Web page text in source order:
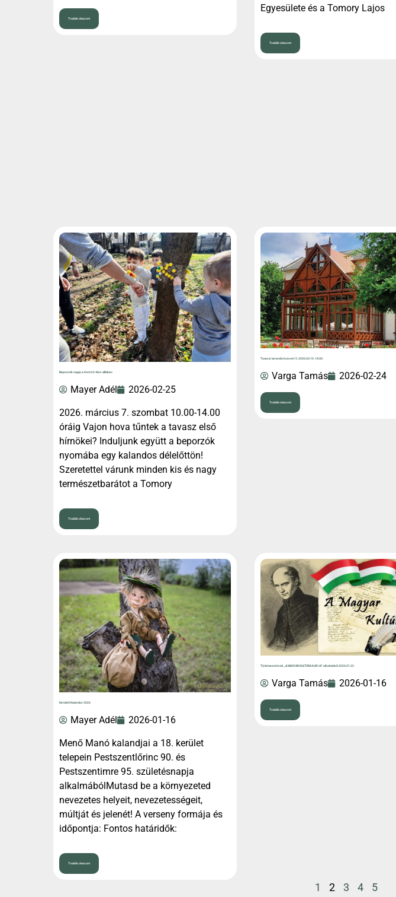
Tovább olvasom
Egyesülete és a Tomory Lajos
Tovább olvasom
Beporzók napja a Herrich-Kiss villában
Mayer Adél 2026-02-25
2026. március 7. szombat 10.00-14.00
óráig Vajon hova tűntek a tavasz első
hírnökei? Induljunk együtt a beporzók
nyomába egy kalandos délelőttön!
Szeretettel várunk minden kis és nagy
természetbarátot a Tomory
Tovább olvasom
Tavaszi veranda koncert 5. 2026.03.10. 18.00.
Varga Tamás 2026-02-24
Tovább olvasom
Kerületi Kalandor 2026
Mayer Adél 2026-01-16
Menő Manó kalandjai a 18. kerület
telepein Pestszentlőrinc 90. és
Pestszentimre 95. születésnapja
alkalmábólMutasd be a környezeted
nevezetes helyeit, nevezetességeit,
múltját és jelenét! A verseny formája és
időpontja: Fontos határidők:
Tovább olvasom
Tárlatvezetések „A MAGYAR KULTÚRA NAPJA” alkalmából 2026.01.22.
Varga Tamás 2026-01-16
Tovább olvasom
1 2 3 4 5